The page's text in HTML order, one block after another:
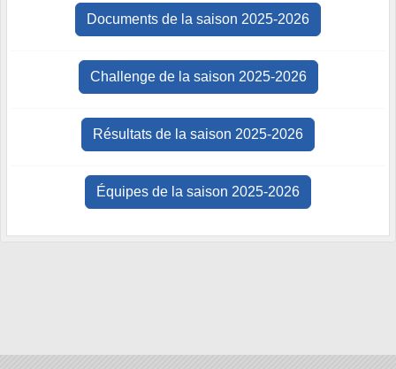
Documents de la saison 2025-2026
Challenge de la saison 2025-2026
Résultats de la saison 2025-2026
Équipes de la saison 2025-2026